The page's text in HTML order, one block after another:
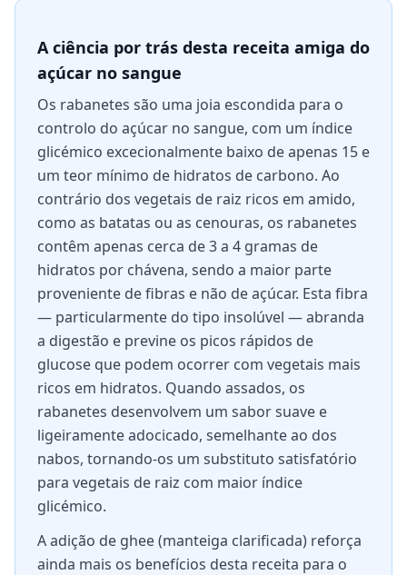
A ciência por trás desta receita amiga do
açúcar no sangue
Os rabanetes são uma joia escondida para o
controlo do açúcar no sangue, com um índice
glicémico excecionalmente baixo de apenas 15 e
um teor mínimo de hidratos de carbono. Ao
contrário dos vegetais de raiz ricos em amido,
como as batatas ou as cenouras, os rabanetes
contêm apenas cerca de 3 a 4 gramas de
hidratos por chávena, sendo a maior parte
proveniente de fibras e não de açúcar. Esta fibra
— particularmente do tipo insolúvel — abranda
a digestão e previne os picos rápidos de
glucose que podem ocorrer com vegetais mais
ricos em hidratos. Quando assados, os
rabanetes desenvolvem um sabor suave e
ligeiramente adocicado, semelhante ao dos
nabos, tornando-os um substituto satisfatório
para vegetais de raiz com maior índice
glicémico.
A adição de ghee (manteiga clarificada) reforça
ainda mais os benefícios desta receita para o